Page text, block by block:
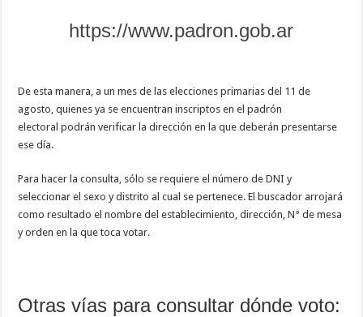
https://www.padron.gob.ar
De esta manera, a un mes de las elecciones primarias del 11 de
agosto, quienes ya se encuentran inscriptos en el padrón
electoral podrán verificar la dirección en la que deberán presentarse
ese día.
Para hacer la consulta, sólo se requiere el número de DNI y
seleccionar el sexo y distrito al cual se pertenece. El buscador arrojará
como resultado el nombre del establecimiento, dirección, N° de mesa
y orden en la que toca votar.
Otras vías para consultar dónde voto: